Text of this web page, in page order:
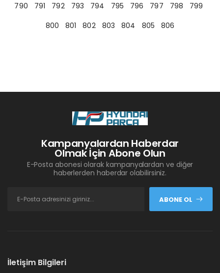
790
791 792 793 794 795 796 797 798
799
800
801 802 803 804 805 806
Kampanyalardan Haberdar
Olmak İçin Abone Olun
E-Posta abonesi olarak kampanyalardan ve diğer
haberlerden haberdar olabilirsiniz.
ABONE OL
İletişim Bilgileri